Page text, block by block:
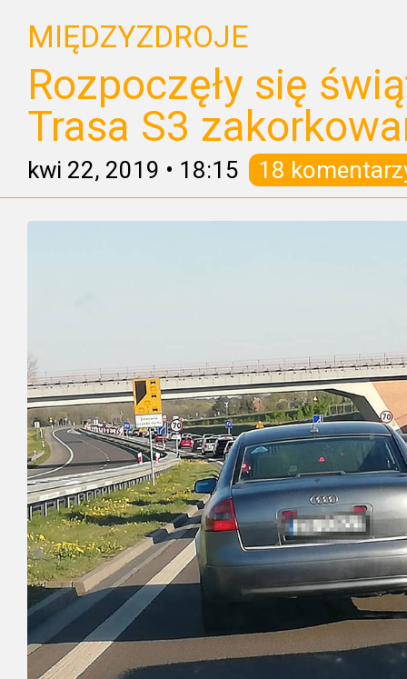
MIĘDZYZDROJE
Rozpoczęły się
Trasa S3
kwi 22, 2019 • 18:15 18